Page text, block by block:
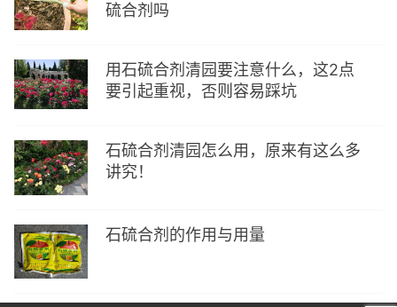
硫合剂吗
用石硫合剂清园要注意什么，这2点
要引起重视，否则容易踩坑
石硫合剂清园怎么用，原来有这么多
讲究！
石硫合剂的作用与用量